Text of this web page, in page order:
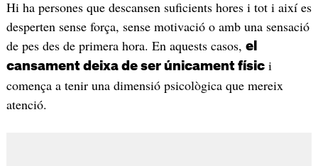
Hi ha persones que descansen suficients hores i tot i així es
desperten sense força, sense motivació o amb una sensació
de pes des de primera hora. En aquests casos, el
cansament deixa de ser únicament físici
comença a tenir una dimensió psicològica que mereix
atenció.